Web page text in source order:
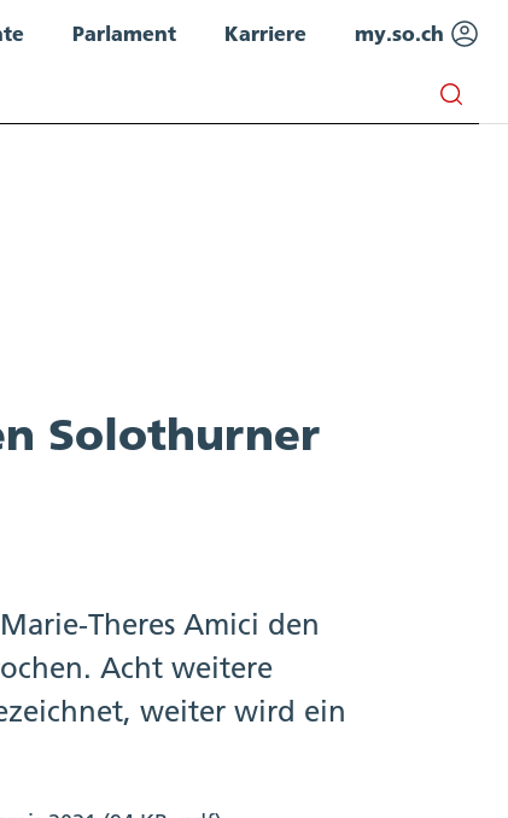
Parlament Karriere my.so.ch
Solothurner
Theres Amici den
Acht weitere
weiter wird ein